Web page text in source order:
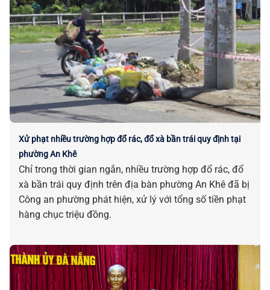
Xử phạt nhiều trường hợp đổ rác, đổ xà bần trái quy định tại
phường An Khê
Chỉ trong thời gian ngắn, nhiều trường hợp đổ rác, đổ
xà bần trái quy định trên địa bàn phường An Khê đã bị
Công an phường phát hiện, xử lý với tổng số tiền phạt
hàng chục triệu đồng.